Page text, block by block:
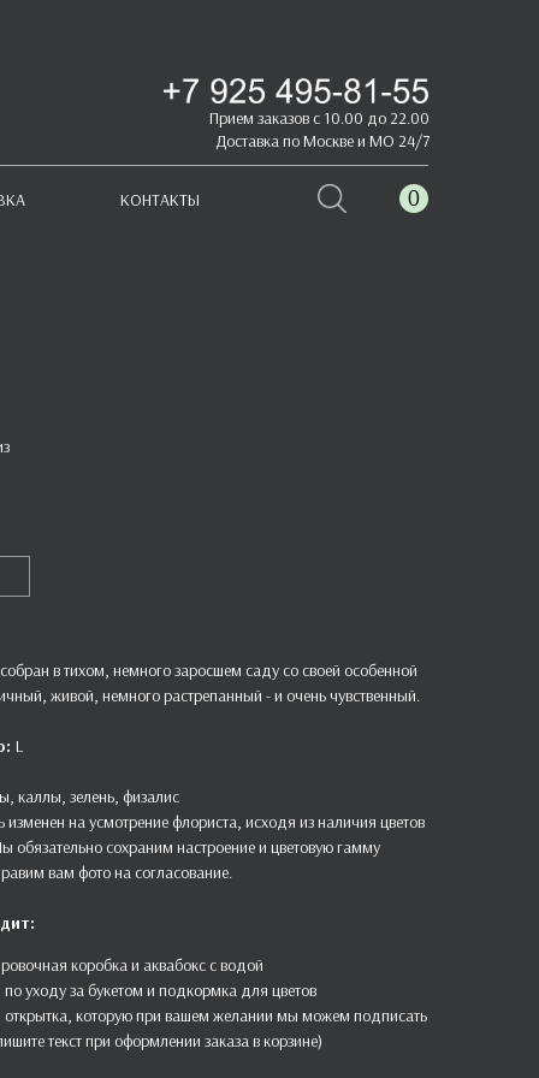
КОНТАКТЫ 0
Доставка по Москве и МО 24/7
Прием заказов с 10.00 до 22.00
в тихом, немного заросшем саду со своей особенной
живой, немного растрепанный - и очень чувственный.
L
каллы, зелень, физалис
изменен на усмотрение флориста, исходя из наличия цветов
обязательно сохраним настроение и цветовую гамму
вам фото на согласование.
коробка и аквабокс с водой
по уходу за букетом и подкормка для цветов
которую при вашем желании мы можем подписать
текст при оформлении заказа в корзине)